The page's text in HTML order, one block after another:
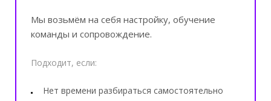
Мы возьмём на себя настройку, обучение
команды и сопровождение.
Подходит, если:
Нет времени разбираться самостоятельно